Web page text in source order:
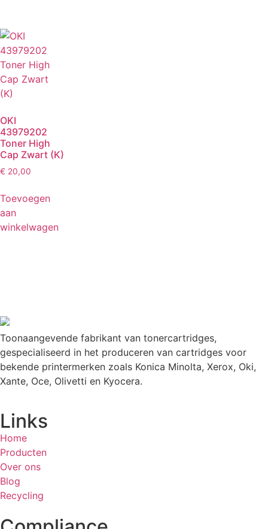
OKI
43979202
Toner High
Cap Zwart (K)
€ 20,00
Toevoegen
aan
winkelwagen
Toonaangevende fabrikant van tonercartridges,
gespecialiseerd in het produceren van cartridges voor
bekende printermerken zoals Konica Minolta, Xerox, Oki,
Xante, Oce, Olivetti en Kyocera.
Links
Home
Producten
Over ons
Blog
Recycling